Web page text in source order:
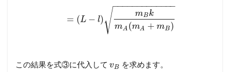
= (L − l)
mBk
mA (mA + mB)
− −
−−−−−−−−−−−
√
この結果を式③に代入して vB を求めます。